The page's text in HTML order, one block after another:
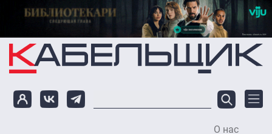
Перейти к основному содержанию
О нас